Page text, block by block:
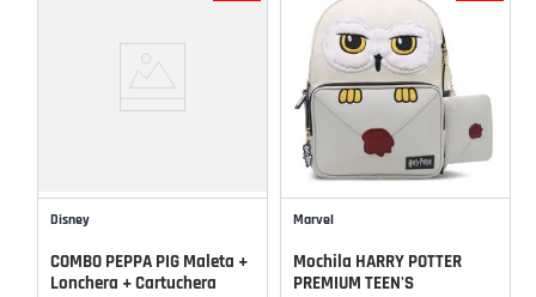
Disney
COMBO PEPPA PIG Maleta +
Lonchera + Cartuchera
Marvel
Mochila HARRY POTTER
PREMIUM TEEN'S